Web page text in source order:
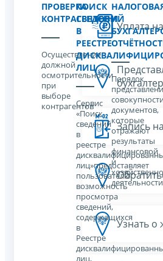
ПРОВЕРКА
КОНТРАГЕНТОВ
Осуществление
должной
осмотрительности
при
выборе
контрагентов
ПОИСК
СВЕДЕНИЙ
В
РЕЕСТРЕ
ЛИЦ
Сервис
«Поиск
сведений
в
реестре
лиц»предоставляет
пользователю
возможность
просмотра
сведений,
содержащихся
в
Реестре
лиц,
И
Порядок
документов,
которые
отражают
результаты
финансовой
и
деятельности
Уплата
Запись
Узнать о